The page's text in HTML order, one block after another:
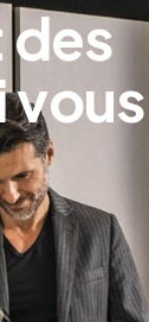
des
vous